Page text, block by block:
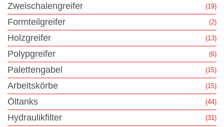
Zweischalengreifer (19)
Formteilgreifer (2)
Holzgreifer (13)
Polypgreifer (6)
Palettengabel (15)
Arbeitskörbe (15)
Öltanks (44)
Hydraulikfilter (31)